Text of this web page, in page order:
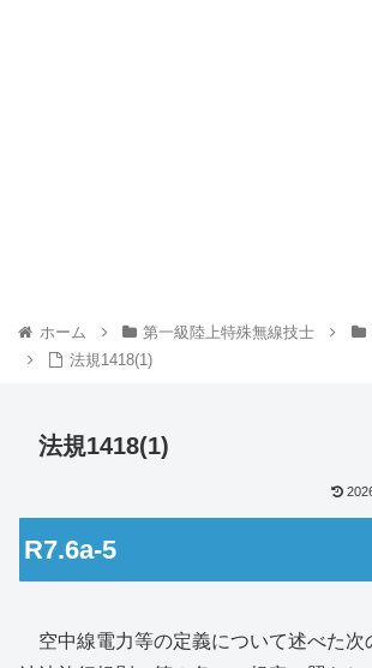
ホーム 第一級陸上特殊無線技士
法規1418(1)
法規1418(1)
R7.6a-5
空中線電力等の定義について述べた次